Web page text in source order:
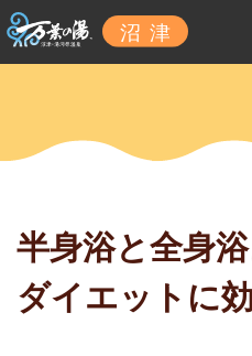
半身浴と全身浴
ダイエットに